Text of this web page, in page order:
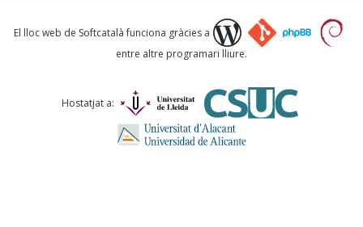
Què proposeu?
Comentari *
El lloc web de Softcatalà funciona gràcies a
entre altre programari lliure.
Hostatjat a: